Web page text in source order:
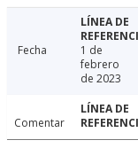
Fecha
1 de
febrero
de 2023
Comentar